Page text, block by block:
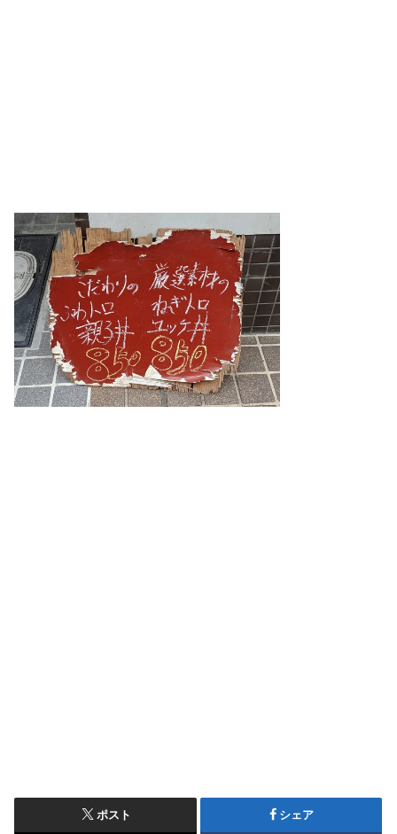
ポスト シェア